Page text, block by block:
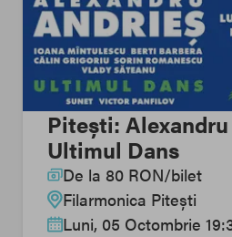
Pitești:
Ultimul Dans
De la 80 RON/bilet
Filarmonica Pitești
Luni, 05 Octombrie